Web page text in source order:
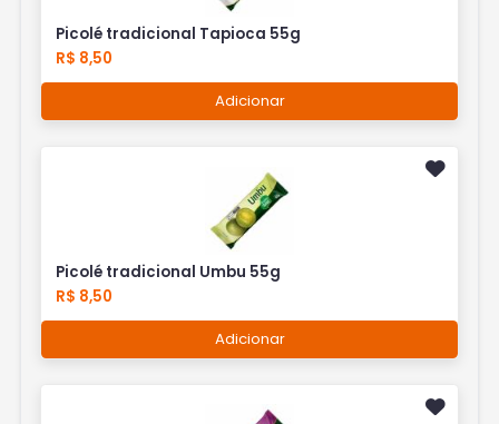
Picolé tradicional Tapioca 55g
R$ 8,50
Adicionar
Picolé tradicional Umbu 55g
R$ 8,50
Adicionar